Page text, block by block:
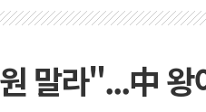
원 중·남부 동해안 시간당 50mm
염에 車 운전면허 기능시험 오전
대통령, 'ISA·주가누르기 방지법'
말라"...中